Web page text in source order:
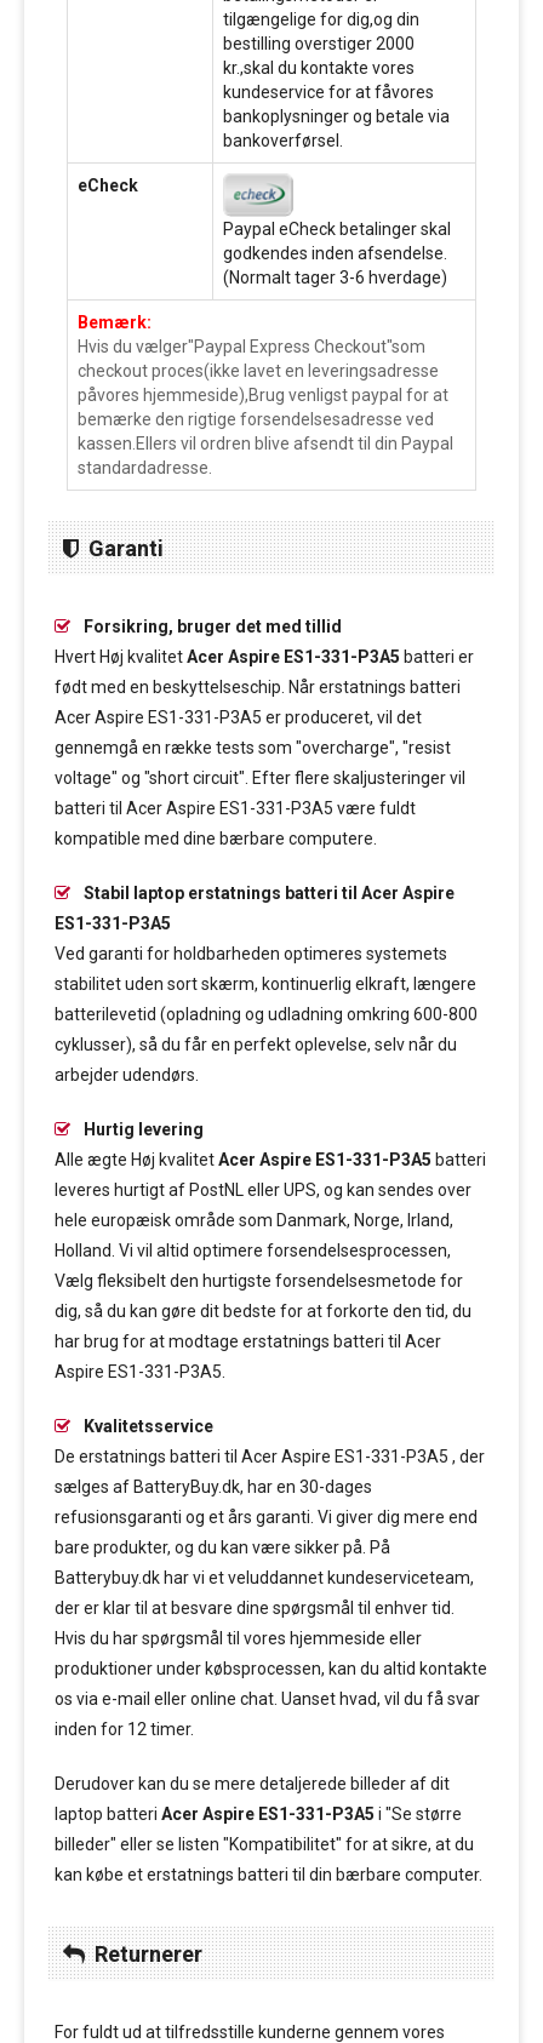
tilgængelige for dig,og din
bestilling overstiger 2000
kr.,skal du kontakte vores
kundeservice for at fåvores
bankoplysninger og betale via
bankoverførsel.
eCheck
Paypal eCheck betalinger skal
godkendes inden afsendelse.
(Normalt tager 3-6 hverdage)
Bemærk:
Hvis du vælger"Paypal Express Checkout"som
checkout proces(ikke lavet en leveringsadresse
påvores hjemmeside),Brug venligst paypal for at
bemærke den rigtige forsendelsesadresse ved
kassen.Ellers vil ordren blive afsendt til din Paypal
standardadresse.
Garanti
Forsikring, bruger det med tillid
Hvert Høj kvalitetAcer Aspire ES1-331-P3A5 batteri er
født med en beskyttelseschip. Når erstatnings batteri
Acer Aspire ES1-331-P3A5 er produceret, vil det
gennemgå en række tests som "overcharge", "resist
voltage" og "short circuit". Efter flere skaljusteringer vil
batteri til Acer Aspire ES1-331-P3A5 være fuldt
kompatible med dine bærbare computere.
Stabil laptop erstatnings batteri til Acer Aspire
ES1-331-P3A5
Ved garanti for holdbarheden optimeres systemets
stabilitet uden sort skærm, kontinuerlig elkraft, længere
batterilevetid (opladning og udladning omkring 600-800
cyklusser), så du får en perfekt oplevelse, selv når du
arbejder udendørs.
Hurtig levering
Alle ægte Høj kvalitetAcer Aspire ES1-331-P3A5 batteri
leveres hurtigt af PostNL eller UPS, og kan sendes over
hele europæisk område som Danmark, Norge, Irland,
Holland. Vi vil altid optimere forsendelsesprocessen,
Vælg fleksibelt den hurtigste forsendelsesmetode for
dig, så du kan gøre dit bedste for at forkorte den tid, du
har brug for at modtage erstatnings batteri til Acer
Aspire ES1-331-P3A5.
Kvalitetsservice
De erstatnings batteri til Acer Aspire ES1-331-P3A5 , der
sælges af BatteryBuy.dk, har en 30-dages
refusionsgaranti og et års garanti. Vi giver dig mere end
bare produkter, og du kan være sikker på. På
Batterybuy.dk har vi et veluddannet kundeserviceteam,
der er klar til at besvare dine spørgsmål til enhver tid.
Hvis du har spørgsmål til vores hjemmeside eller
produktioner under købsprocessen, kan du altid kontakte
os via e-mail eller online chat. Uanset hvad, vil du få svar
inden for 12 timer.
Derudover kan du se mere detaljerede billeder af dit
laptop batteri Acer Aspire ES1-331-P3A5 i "Se større
billeder" eller se listen "Kompatibilitet" for at sikre, at du
kan købe et erstatnings batteri til din bærbare computer.
Returnerer
For fuldt ud at tilfredsstille kunderne gennem vores